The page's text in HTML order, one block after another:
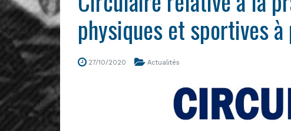
physiques et sportives
27/10/2020 Actualités